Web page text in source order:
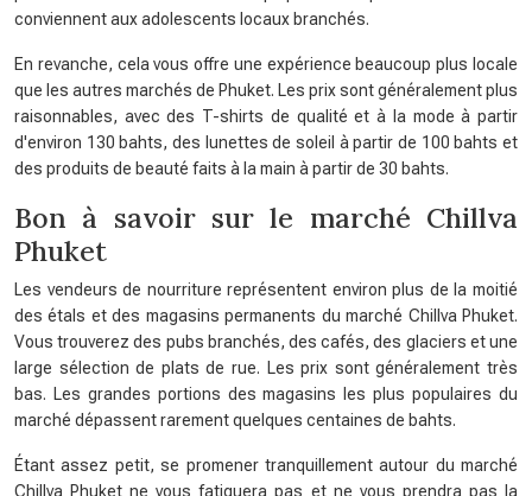
conviennent aux adolescents locaux branchés.
En revanche, cela vous offre une expérience beaucoup plus locale
que les autres marchés de Phuket. Les prix sont généralement plus
raisonnables, avec des T-shirts de qualité et à la mode à partir
d'environ 130 bahts, des lunettes de soleil à partir de 100 bahts et
des produits de beauté faits à la main à partir de 30 bahts.
Bon à savoir sur le marché Chillva
Phuket
Les vendeurs de nourriture représentent environ plus de la moitié
des étals et des magasins permanents du marché Chillva Phuket.
Vous trouverez des pubs branchés, des cafés, des glaciers et une
large sélection de plats de rue. Les prix sont généralement très
bas. Les grandes portions des magasins les plus populaires du
marché dépassent rarement quelques centaines de bahts.
Étant assez petit, se promener tranquillement autour du marché
Chillva Phuket ne vous fatiguera pas et ne vous prendra pas la